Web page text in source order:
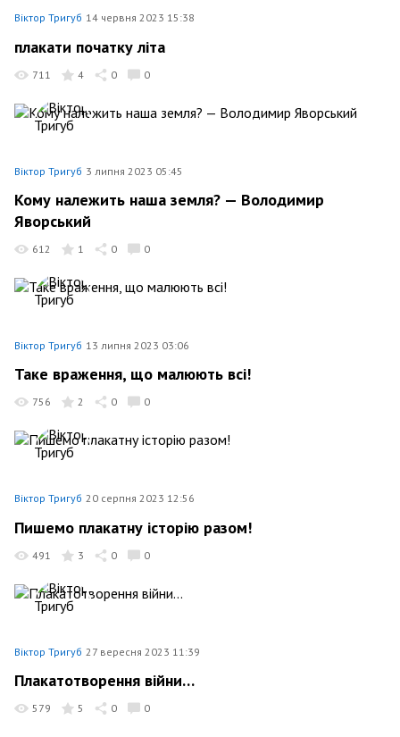
Віктор Тригуб 14 червня 2023 15:38
плакати початку літа
711 4 0 0
Віктор Тригуб 3 липня 2023 05:45
Кому належить наша земля? — Володимир
Яворський
612 1 0 0
Віктор Тригуб 13 липня 2023 03:06
Таке враження, що малюють всі!
756 2 0 0
Віктор Тригуб 20 серпня 2023 12:56
Пишемо плакатну історію разом!
491 3 0 0
Віктор Тригуб 27 вересня 2023 11:39
Плакатотворення війни…
579 5 0 0